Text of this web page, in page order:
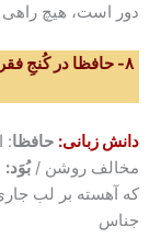
دور است، هیچ راهی
۸- حافظا در کُنجِ
دانش زبانی: حافظا:
مخالف روشن /بُوَد:
که آهسته بر لب
جناس